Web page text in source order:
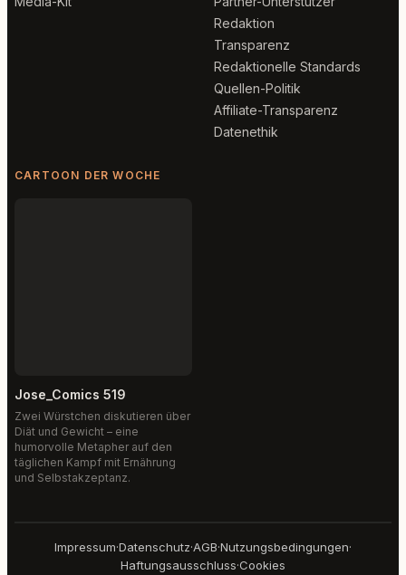
Redaktion
Transparenz
Redaktionelle Standards
Quellen-Politik
Affiliate-Transparenz
Datenethik
CARTOON DER WOCHE
Jose_Comics 519
Zwei Würstchen diskutieren über
Diät und Gewicht – eine
humorvolle Metapher auf den
täglichen Kampf mit Ernährung
und Selbstakzeptanz.
Impressum·Datenschutz·AGB·Nutzungsbedingungen·
Haftungsausschluss·Cookies